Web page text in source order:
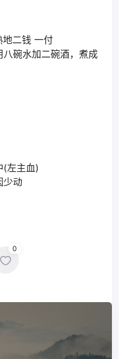
地二钱 一付
碗水加二碗酒，煮成
(左主血)
少动
0